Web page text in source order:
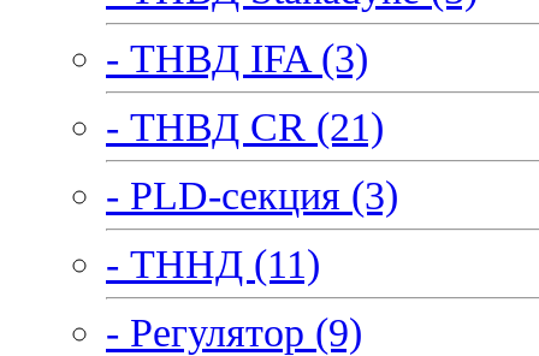
- ТНВД IFA (3)
- ТНВД CR (21)
- PLD-секция (3)
- ТННД (11)
- Регулятор (9)